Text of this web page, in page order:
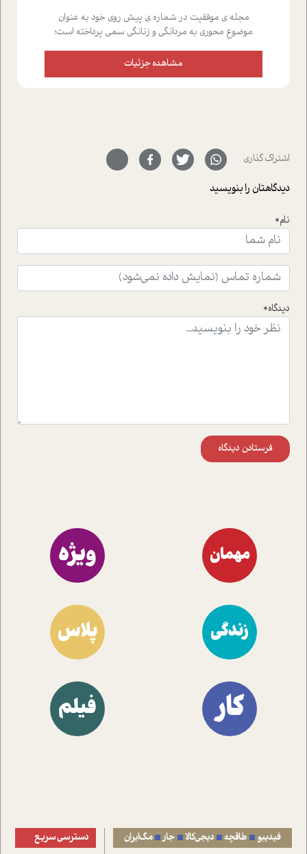
مجله ی موفقیت در شماره ی پیش روی خود به عنوان
موضوع محوری به مردانگی و زنانگی سمی پرداخته است؛
علیخواه، جامعه شناس در بخش های مختلف تلاش کرده ایم
از دریچه های گوناگون به این موضوع مهم بپردازیم.فصل
حمیدرضا محتشمی که بیست و پنجمین سال فعالیت حرفه
ای خود را در حوزه ی کوچینگ، توسعه ی فردی و رهبری پشت
با رکاب زدن در بیش از هفتاد کشور و کاشتن درخت، به نماد
جذاب پرداخته است که عبارتند از جنبش آهستگی و نیز مقاله
ای که به زندگی شگفت انگیز جین گودال و تاثیرات کاوش های
ایشان در حوزه ی شامپانزه ها بر زندگی امروزی ما نگاهی
افکنده است.فصل اتاق 333 شما را پای صحبت یک تجربه ی
واقعی در ارتباط با اختلال شخصیت اسکزوئید و مشکلات و نیز
است.در فصل پایانی زیر ذره بین نیز همکاران ما تلاش کرده
اند تا در کنار مطالب سرگرمی و انگیزشی، شما را با بهترین و
مشاهده جزئیات
اشتراک گذاری
دیدگاهتان را بنویسید
نام*
دیدگاه*
فرستادن دیدگاه
مهمان ویژه
زندگی پلاس
کار فیلم
فیدیبو طاقچه دیجی‌کالا جار مگ‌ایران دسترسی سریع